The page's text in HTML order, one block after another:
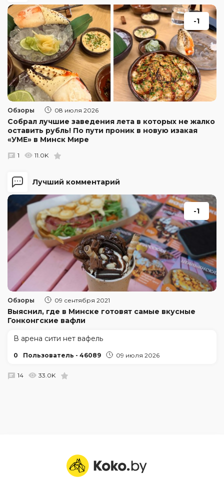
Лучший комментарий
-1
Обзоры 09 сентября 2021
Выяснил, где в Минске готовят самые вкусные
Гонконгские вафли
В арена сити нет вафель
0 Пользователь - 46089 09 июля 2026
14 33.0K
-1
Обзоры 08 июля 2026
Собрал лучшие заведения лета в которых не жалко
оставить рубль! По пути проник в новую изакая
«УМЕ» в Минск Мире
1 11.0K